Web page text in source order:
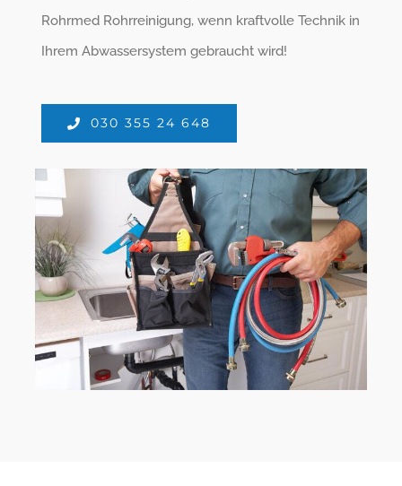
Rohrmed Rohrreinigung, wenn kraftvolle Technik in
Ihrem Abwassersystem gebraucht wird!
030 355 24 648